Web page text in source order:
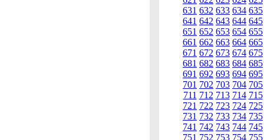
631 632 633 634 635
641 642 643 644 645
651 652 653 654 655
661 662 663 664 665
671 672 673 674 675
681 682 683 684 685
691 692 693 694 695
701 702 703 704 705
711 712 713 714 715
721 722 723 724 725
731 732 733 734 735
741 742 743 744 745
751 752 753 754 755